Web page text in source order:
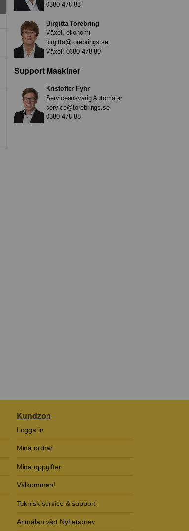
0380-478 83
Birgitta Torebring
Växel, ekonomi
birgitta@torebrings.se
Växel: 0380-478 80
Support Maskiner
Kristoffer Fyhr
Serviceansvarig Automater
service@torebrings.se
0380-478 88
Kundzon
Logga in
Mina ordrar
Mina uppgifter
Välkommen!
Teknisk service & support
Anmälan vårt Nyhetsbrev